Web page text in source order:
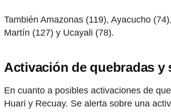
También Amazonas (119), Ayacucho
Martín (127) y Ucayali (78).
Activación de quebradas y
En cuanto a posibles activaciones de
Huari y Recuay. Se alerta sobre una